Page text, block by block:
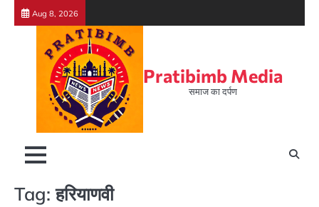
Skip
Aug 8, 2026
Pratibimb Media
समाज का दर्पण
Tag:हरियाणवी